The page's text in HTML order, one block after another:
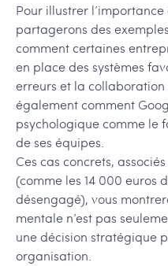
Pour illustrer
partagerons des
comment certaines
en place des systèmes
erreurs et la collaboration
également comment
psychologique comme le
de ses équipes.
Ces cas concrets,
(comme les 14 000 euros
désengagé), vous
mentale n’est pas
une décision stratégique
organisation.